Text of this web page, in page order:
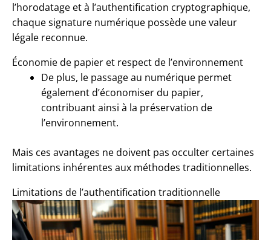
l’horodatage et à l’authentification cryptographique,
chaque signature numérique possède une valeur
légale reconnue.
Économie de papier et respect de l’environnement
De plus, le passage au numérique permet
également d’économiser du papier,
contribuant ainsi à la préservation de
l’environnement.
Mais ces avantages ne doivent pas occulter certaines
limitations inhérentes aux méthodes traditionnelles.
Limitations de l’authentification traditionnelle